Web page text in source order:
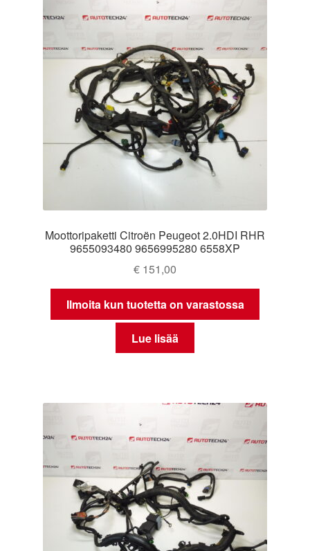
Moottoripaketti Citroën Peugeot 2.0HDI RHR
9655093480 9656995280 6558XP
€ 151,00
Ilmoita kun tuotetta on varastossa
Lue lisää